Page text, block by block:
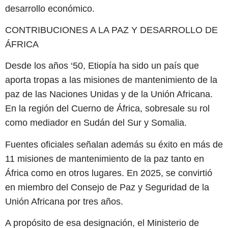
desarrollo económico.
CONTRIBUCIONES A LA PAZ Y DESARROLLO DE
ÁFRICA
Desde los años ‘50, Etiopía ha sido un país que
aporta tropas a las misiones de mantenimiento de la
paz de las Naciones Unidas y de la Unión Africana.
En la región del Cuerno de África, sobresale su rol
como mediador en Sudán del Sur y Somalia.
Fuentes oficiales señalan además su éxito en más de
11 misiones de mantenimiento de la paz tanto en
África como en otros lugares. En 2025, se convirtió
en miembro del Consejo de Paz y Seguridad de la
Unión Africana por tres años.
A propósito de esa designación, el Ministerio de